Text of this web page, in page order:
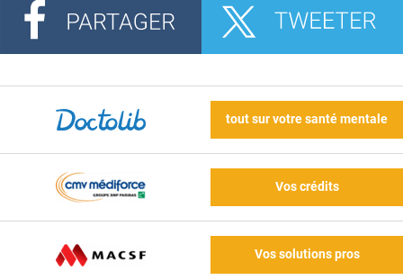
tout sur votre santé mentale
Vos crédits
Vos solutions pros